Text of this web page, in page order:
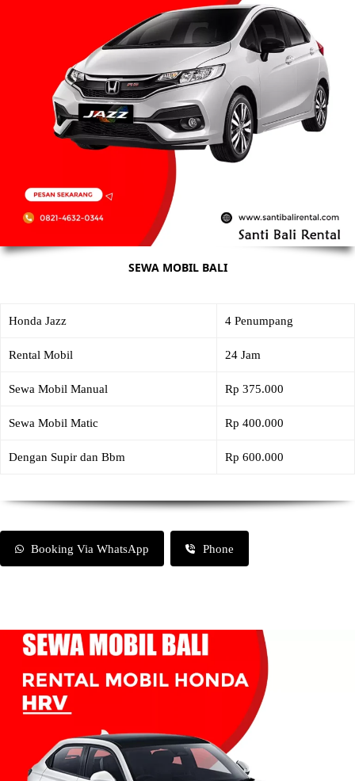
SEWA MOBIL BALI
Honda Jazz 4 Penumpang
Rental Mobil 24 Jam
Sewa Mobil Manual Rp 375.000
Sewa Mobil Matic Rp 400.000
Dengan Supir dan Bbm Rp 600.000
Booking Via WhatsApp Phone